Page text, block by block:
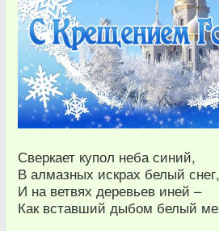
Сверкает купол неба синий,
В алмазных искрах белый снег,
И на ветвях деревьев иней –
Как вставший дыбом белый